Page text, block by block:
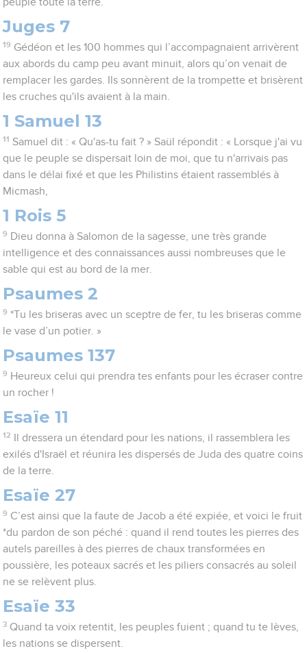
Juges 7
19 Gédéon et les 100 hommes qui l’accompagnaient arrivèrent
aux abords du camp peu avant minuit, alors qu’on venait de
remplacer les gardes. Ils sonnèrent de la trompette et brisèrent
les cruches qu'ils avaient à la main.
1 Samuel 13
11 Samuel dit : « Qu'as-tu fait ? » Saül répondit : « Lorsque j'ai vu
que le peuple se dispersait loin de moi, que tu n'arrivais pas
dans le délai fixé et que les Philistins étaient rassemblés à
Micmash,
1 Rois 5
9 Dieu donna à Salomon de la sagesse, une très grande
intelligence et des connaissances aussi nombreuses que le
sable qui est au bord de la mer.
Psaumes 2
9 *Tu les briseras avec un sceptre de fer, tu les briseras comme
le vase d’un potier. »
Psaumes 137
9 Heureux celui qui prendra tes enfants pour les écraser contre
un rocher !
Esaïe 11
12
Il dressera un étendard pour les nations, il rassemblera les
exilés d'Israël et réunira les dispersés de Juda des quatre coins
de la terre.
Esaïe 27
9 C’est ainsi que la faute de Jacob a été expiée, et voici le fruit
*du pardon de son péché : quand il rend toutes les pierres des
autels pareilles à des pierres de chaux transformées en
poussière, les poteaux sacrés et les piliers consacrés au soleil
ne se relèvent plus.
Esaïe 33
3 Quand ta voix retentit, les peuples fuient ; quand tu te lèves,
les nations se dispersent.